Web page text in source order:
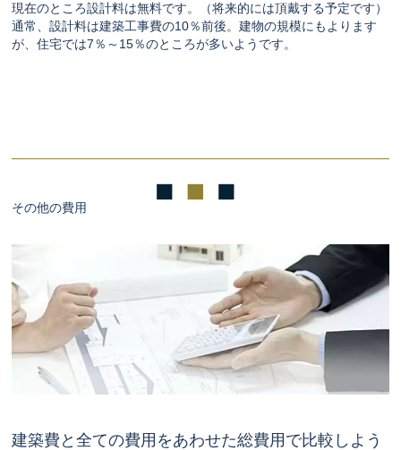
現在のところ設計料は無料です。（将来的には頂戴する予定です）
通常、設計料は建築工事費の10％前後。建物の規模にもよります
が、住宅では7％～15％のところが多いようです。
その他の費用
建築費と全ての費用をあわせた総費用で比較しよう